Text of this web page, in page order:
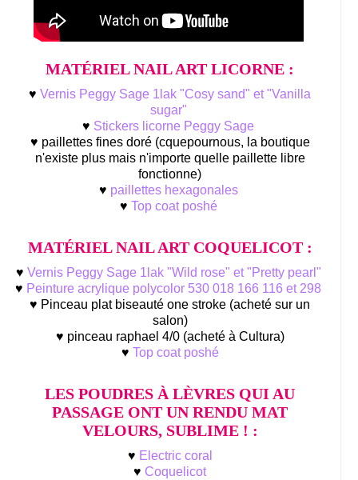
MATÉRIEL NAIL ART LICORNE :
♥Vernis Peggy Sage 1lak "Cosy sand" et "Vanilla
sugar"
♥ Stickers licorne Peggy Sage
♥ paillettes fines doré (cquepournous, la boutique
n'existe plus mais n'importe quelle paillette libre
fonctionne)
♥ paillettes hexagonales
♥ Top coat poshé
MATÉRIEL NAIL ART COQUELICOT :
♥ Vernis Peggy Sage 1lak "Wild rose" et "Pretty pearl"
♥ Peinture acrylique polycolor 530 018 166 116 et 298
♥ Pinceau plat biseauté one stroke (acheté sur un
salon)
♥ pinceau raphael 4/0 (acheté à Cultura)
♥ Top coat poshé
LES POUDRES À LÈVRES QUI AU
PASSAGE ONT UN RENDU MAT
VELOURS, SUBLIME ! :
♥ Electric coral
♥ Coquelicot